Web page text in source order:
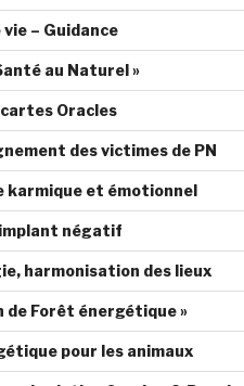
vie – Guidance
au Naturel »
Oracles
des victimes de PN
karmique et émotionnel
négatif
harmonisation des lieux
de Forêt énergétique »
pour les animaux